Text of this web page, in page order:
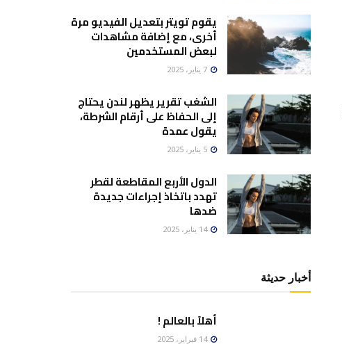
يقوم تويتر بتعديل الفيديو مرة
أخرى، مع إضافة مشاهدات
لبعض المستخدمين
الشغب تقرير يظهر لندن يحتاج
إلى الحفاظ على أرقام الشرطة،
يقول عمدة
الدول الأربع المقاطعة لقطر
تهدد باتخاذ إجراءات جديدة
ضدها
14 يناير، 2025
أخبار حديثة
أهلاً بالعالم !
14 فبراير، 2025